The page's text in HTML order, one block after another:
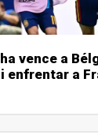
vence a
enfrentar a